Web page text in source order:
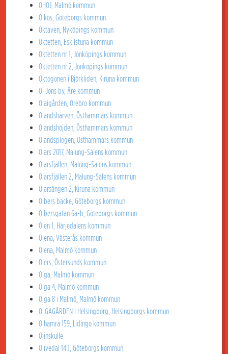
OHOJ, Malmö kommun
Oikos, Göteborgs kommun
Oktaven, Nyköpings kommun
Oktetten, Eskilstuna kommun
Oktetten nr 1, Jönköpings kommun
Oktetten nr 2, Jönköpings kommun
Oktogonen i Björkliden, Kiruna kommun
Ol-Jons by, Åre kommun
Olaigården, Örebro kommun
Olandsharven, Östhammars kommun
Olandshöjden, Östhammars kommun
Olandsplogen, Östhammars kommun
Olars 2017, Malung-Sälens kommun
Olarsfjällen, Malung-Sälens kommun
Olarsfjällen 2, Malung-Sälens kommun
Olarsängen 2, Kiruna kommun
Olbers backe, Göteborgs kommun
Olbersgatan 6a-b, Göteborgs kommun
Olen 1, Härjedalens kommun
Olena, Västerås kommun
Olena, Malmö kommun
Olers, Östersunds kommun
Olga, Malmö kommun
Olga 4, Malmö kommun
Olga 8 i Malmö, Malmö kommun
OLGAGÅRDEN i Helsingborg, Helsingborgs kommun
Olhamra 159, Lidingö kommun
Olinskulle
Olivedal 14:1, Göteborgs kommun